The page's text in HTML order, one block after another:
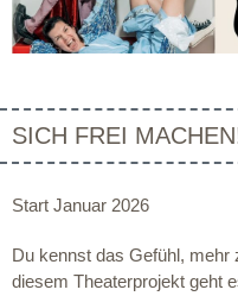
SICH FREI
Start Januar 2026
Du kennst das Gefühl, mehr
diesem Theaterprojekt geht